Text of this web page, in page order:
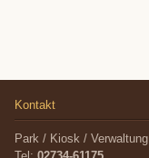
Kontakt
Park / Kiosk / Verwaltung